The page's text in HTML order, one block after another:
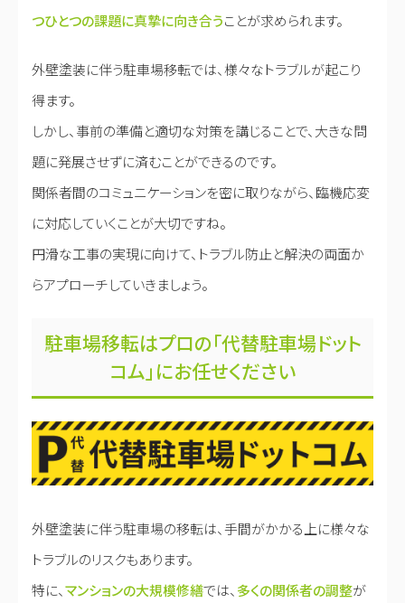
つひとつの課題に真摯に向き合うことが求められます。
外壁塗装に伴う駐車場移転では、様々なトラブルが起こり
得ます。
しかし、事前の準備と適切な対策を講じることで、大きな問
題に発展させずに済むことができるのです。
関係者間のコミュニケーションを密に取りながら、臨機応変
に対応していくことが大切ですね。
円滑な工事の実現に向けて、トラブル防止と解決の両面か
らアプローチしていきましょう。
駐車場移転はプロの「代替駐車場ドット
コム」にお任せください
外壁塗装に伴う駐車場の移転は、手間がかかる上に様々な
トラブルのリスクもあります。
特に、マンションの大規模修繕では、 多くの関係者の調整が